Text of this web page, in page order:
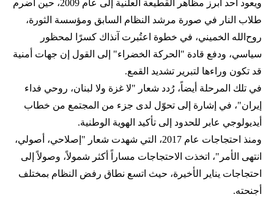
ويعود أحد أبرز مظاهر القطيعة العلنية إلى عام 2009، حين أضرم
طلاب النار في صورة مرشد النظام السابق ومؤسسة الثورة،
روح‌الله الخميني، في خطوة اعتُبرت آنذاك كسرًا لمحظور
سياسي، ودفع قادة "الحركة الخضراء" إلى القول إن جهات أمنية
قد تكون وراءها لتبرير تشديد القمع.
في تلك المرحلة أيضاً، رُدد شعار "لا غزة ولا لبنان، روحي فداء
إيران"، في إشارة إلى تحوّل لدى جزء من المجتمع من خطاب
أيديولوجي عابر للحدود إلى تأكيد الهوية الوطنية.
ومنذ احتجاجات عام 2017، التي شهدت شعار "إصلاحي، أصولي،
انتهى الأمر"، اتخذت الاحتجاجات مساراً أكثر شمولاً، وصولاً إلى
احتجاجات يناير الأخيرة، حيث اتسع نطاق رفض النظام بمختلف
أجنحته.